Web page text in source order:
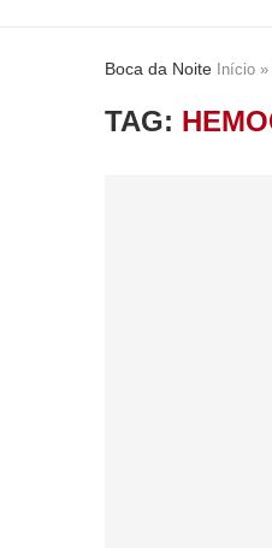
Boca da Noite Início »
TAG: